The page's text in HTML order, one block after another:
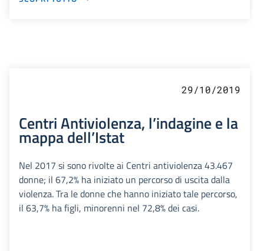
29/10/2019
Centri Antiviolenza, l’indagine e la
mappa dell’Istat
Nel 2017 si sono rivolte ai Centri antiviolenza 43.467
donne; il 67,2% ha iniziato un percorso di uscita dalla
violenza. Tra le donne che hanno iniziato tale percorso,
il 63,7% ha figli, minorenni nel 72,8% dei casi.